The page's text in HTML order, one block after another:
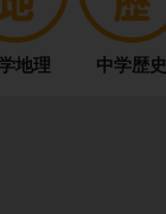
地理 中学歴史